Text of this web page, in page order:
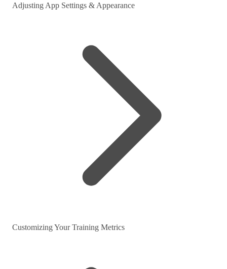
Adjusting App Settings & Appearance
Customizing Your Training Metrics